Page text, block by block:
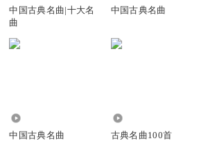
中国古典名曲|十大名
曲
中国古典名曲
中国古典名曲 古典名曲100首